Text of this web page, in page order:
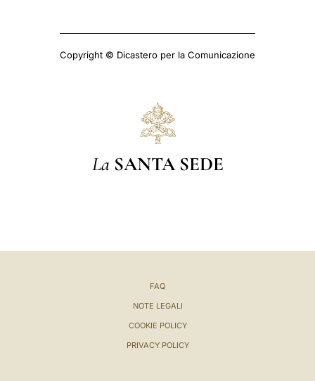
Copyright © Dicastero per la Comunicazione
La SANTA SEDE
FAQ
NOTE LEGALI
COOKIE POLICY
PRIVACY POLICY